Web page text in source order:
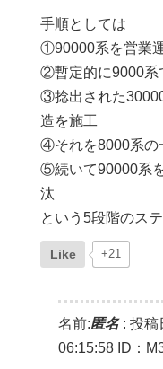
手順としては
①90000系を営業
②暫定的に9000系
③捻出された
造を施工
④それを8000系の
⑤続いて90000系
汰
という5段階のス
Like +21
名前:匿名: 投稿
06:15:58 ID：